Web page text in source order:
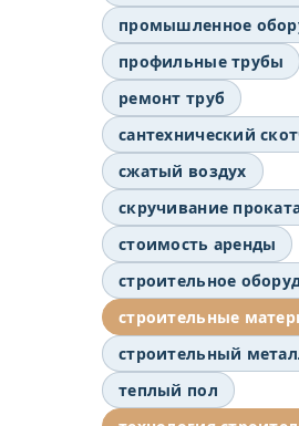
промышленное
профильные трубы
ремонт труб
сантехнический
сжатый воздух
скручивание
стоимость аренды
строительное
строительные
строительный
теплый пол